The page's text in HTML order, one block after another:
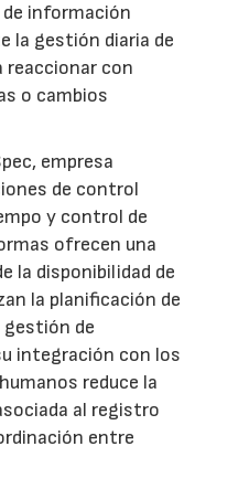
de información
la gestión diaria de
reaccionar con
o cambios
empresa
de control
y control de
ofrecen una
la disponibilidad de
la planificación de
de
integración con los
reduce la
al registro
entre